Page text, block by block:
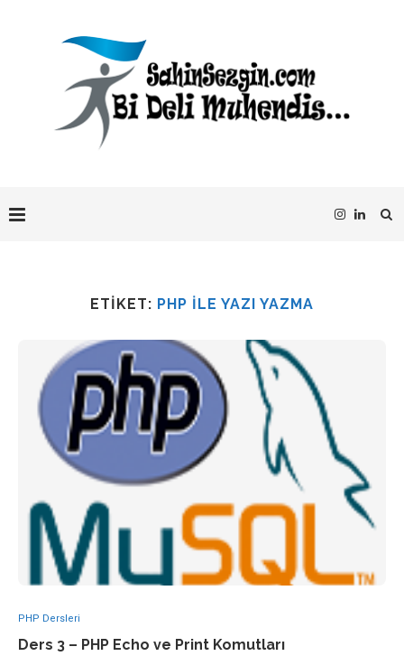
ETIKET: PHP ILE YAZI YAZMA
PHP Dersleri
Ders 3 – PHP Echo ve Print Komutları